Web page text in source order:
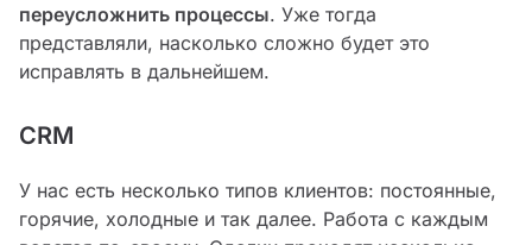
переусложнить процессы. Уже тогда
представляли, насколько сложно будет это
исправлять в дальнейшем.
CRM
У нас есть несколько типов клиентов: постоянные,
горячие, холодные и так далее. Работа с каждым